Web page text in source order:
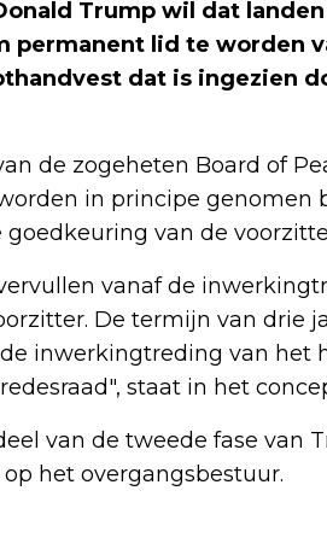
Trump wil dat
permanent lid te worden
dat is ingezien
de zogeheten Board of
in principe genomen
van de
vanaf de
De termijn van drie
inwerkingtreding van het
staat in het
van de tweede fase van
het overgangsbestuur.